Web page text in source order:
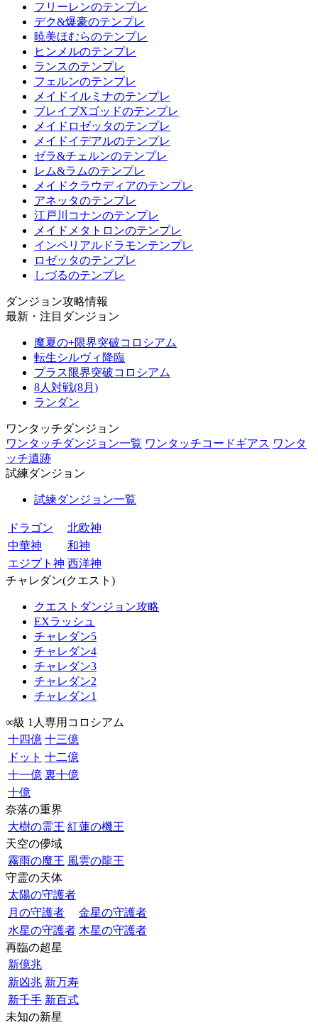
フリーレンのテンプレ
デク&爆豪のテンプレ
暁美ほむらのテンプレ
ヒンメルのテンプレ
ランスのテンプレ
フェルンのテンプレ
メイドイルミナのテンプレ
ブレイブXゴッドのテンプレ
メイドロゼッタのテンプレ
メイドイデアルのテンプレ
ゼラ&チェルンのテンプレ
レム&ラムのテンプレ
メイドクラウディアのテンプレ
アネッタのテンプレ
江戸川コナンのテンプレ
メイドメタトロンのテンプレ
インペリアルドラモンテンプレ
ロゼッタのテンプレ
しづるのテンプレ
ダンジョン攻略情報
最新・注目ダンジョン
魔夏の+限界突破コロシアム
転生シルヴィ降臨
プラス限界突破コロシアム
8人対戦(8月)
ランダン
ワンタッチダンジョン
ワンタッチダンジョン一覧 ワンタッチコードギアス ワンタ
ッチ遺跡
試練ダンジョン
試練ダンジョン一覧
ドラゴン
北欧神
中華神
和神
エジプト神 西洋神
チャレダン(クエスト)
クエストダンジョン攻略
EXラッシュ
チャレダン5
チャレダン4
チャレダン3
チャレダン2
チャレダン1
∞級 1人専用コロシアム
十四億 十三億
ドット 十二億
十一億 裏十億
十億
奈落の重界
大樹の霊王 紅蓮の機王
天空の儚域
霧雨の魔王 風雲の龍王
守霊の天体
太陽の守護者
月の守護者
金星の守護者
水星の守護者 木星の守護者
再臨の超星
新億兆
新凶兆 新万寿
新千手 新百式
未知の新星